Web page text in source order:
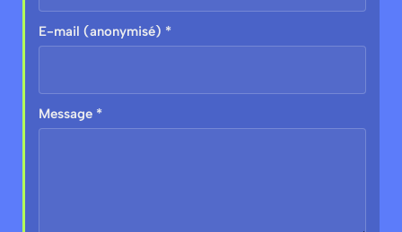
E-mail (anonymisé) *
Message *